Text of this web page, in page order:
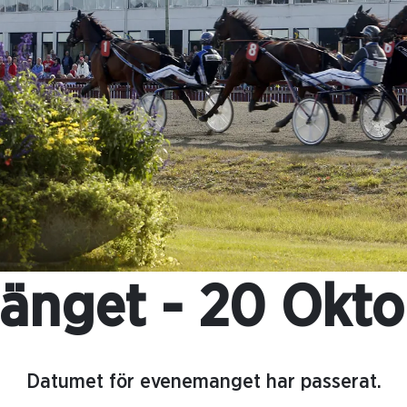
- 20
Datumet för evenemanget har passerat.